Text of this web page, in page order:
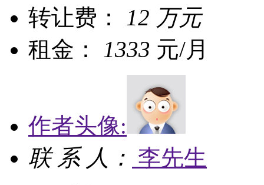
转让费：
12 万元
租金：
1333 元/月
作者头像:
联 系 人： 李先生